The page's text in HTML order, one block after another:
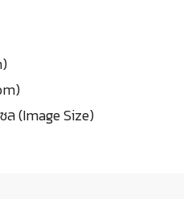
(Image Size)